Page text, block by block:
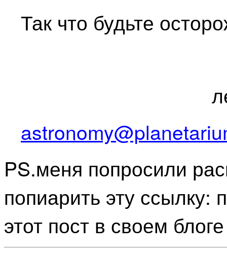
Так что будьте
PS.меня попросили
попиарить эту ссылку:
этот пост в своем